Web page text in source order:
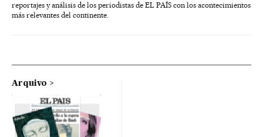
reportajes y análisis de los periodistas de EL PAÍS con los acontecimientos
más relevantes del continente.
Arquivo